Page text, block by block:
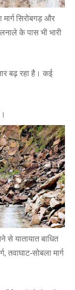
सिरोबगड़ और
के पास भी भारी
बढ़ रहा है। कई
से यातायात बाधित
तवाघाट-सोबला मार्ग